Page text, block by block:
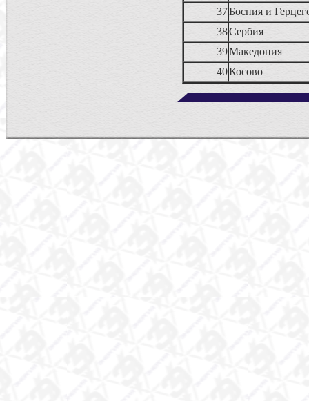
37Босния и
38Сербия
39Македония
40Косово